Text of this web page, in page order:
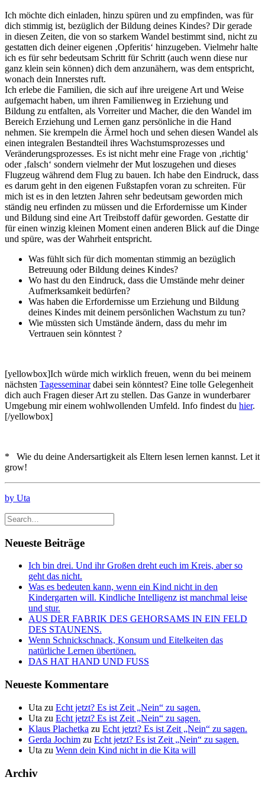
Ich möchte dich einladen, hinzu spüren und zu empfinden, was für
dich stimmig ist, bezüglich der Bildung deines Kindes? Dir gerade
in diesen Zeiten, die von so starkem Wandel bestimmt sind, nicht zu
gestatten dich deiner eigenen ‚Opferitis‘ hinzugeben. Vielmehr halte
ich es für sehr bedeutsam Schritt für Schritt (auch wenn diese nur
ganz klein sein können) dich dem anzunähern, was dem entspricht,
wonach dein Innerstes ruft.
Ich erlebe die Familien, die sich auf ihre ureigene Art und Weise
aufgemacht haben, um ihren Familienweg in Erziehung und
Bildung zu entfalten, als Vorreiter und Macher, die den Wandel im
Bereich Erziehung und Lernen ganz persönliche in die Hand
nehmen. Sie krempeln die Ärmel hoch und sehen diesen Wandel als
einen integralen Bestandteil ihres Wachstumsprozesses und
Veränderungsprozesses. Es ist nicht mehr eine Frage von ‚richtig‘
oder ‚falsch‘ sondern vielmehr der Mut loszugehen und dieses
Flugzeug während dem Flug zu bauen. Ich habe den Eindruck, dass
es darum geht in den eigenen Fußstapfen voran zu schreiten. Für
mich ist es in den letzten Jahren sehr bedeutsam geworden mich
ständig neu erfinden zu müssen und die Erfordernisse um Kinder
und Bildung sind eine Art Treibstoff dafür geworden. Gestatte dir
für einen winzig kleinen Moment einen anderen Blick auf die Dinge
und spüre, was der Wahrheit entspricht.
Was fühlt sich für dich momentan stimmig an bezüglich
Betreuung oder Bildung deines Kindes?
Wo hast du den Eindruck, dass die Umstände mehr deiner
Aufmerksamkeit bedürfen?
Was haben die Erfordernisse um Erziehung und Bildung
deines Kindes mit deinem persönlichen Wachstum zu tun?
Wie müssten sich Umstände ändern, dass du mehr im
Vertrauen sein könntest ?
[yellowbox]Ich würde mich wirklich freuen, wenn du bei meinem
nächsten Tagesseminardabei sein könntest? Eine tolle Gelegenheit
dich auch Fragen dieser Art zu stellen. Das Ganze in wunderbarer
Umgebung mir einem wohlwollenden Umfeld. Info findest du hier.
[/yellowbox]
* Wie du deine Andersartigkeit als Eltern lesen lernen kannst. Let it
grow!
by Uta
Neueste Beiträge
Ich bin drei. Und ihr Großen dreht euch im Kreis, aber so
geht das nicht.
Was es bedeuten kann, wenn ein Kind nicht in den
Kindergarten will. Kindliche Intelligenz ist manchmal leise
und stur.
AUS DER FABRIK DES GEHORSAMS IN EIN FELD
DES STAUNENS.
Wenn Schnickschnack, Konsum und Eitelkeiten das
natürliche Lernen übertönen.
DAS HAT HAND UND FUSS
Neueste Kommentare
Uta zu Echt jetzt? Es ist Zeit „Nein“ zu sagen.
Uta zu Echt jetzt? Es ist Zeit „Nein“ zu sagen.
Klaus Plachetka zu Echt jetzt? Es ist Zeit „Nein“ zu sagen.
Gerda Jochim zu Echt jetzt? Es ist Zeit „Nein“ zu sagen.
Uta zu Wenn dein Kind nicht in die Kita will
Archiv